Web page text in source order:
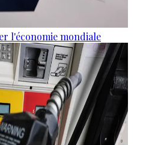
l'économie mondiale